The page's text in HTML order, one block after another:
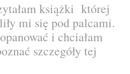
książki której
mi się pod palcami.
i chciałam
szczegóły tej